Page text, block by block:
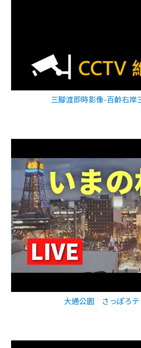
三腳渡即時影像-百齡右岸
大通公園 さっぽろテ